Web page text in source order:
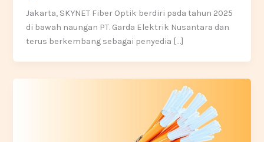
Jakarta, SKYNET Fiber Optik berdiri pada tahun 2025
di bawah naungan PT. Garda Elektrik Nusantara dan
terus berkembang sebagai penyedia […]